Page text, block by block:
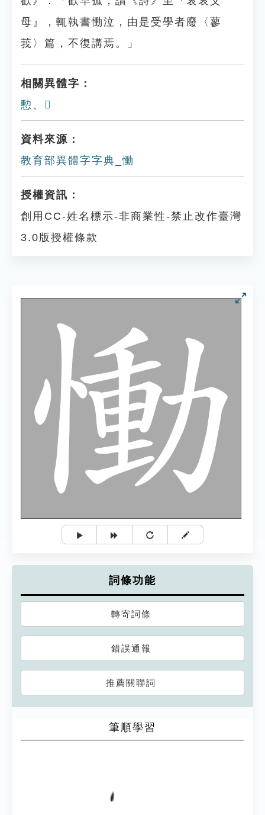
母』，輒執書慟泣，由是受學者廢〈蓼
莪〉篇，不復講焉。」
相關異體字：
憅 、 𢣛
資料來源：
教育部異體字字典_慟
授權資訊：
創用CC-姓名標示-非商業性-禁止改作臺灣
3.0版授權條款
詞條功能
轉寄詞條
錯誤通報
推薦關聯詞
筆順學習